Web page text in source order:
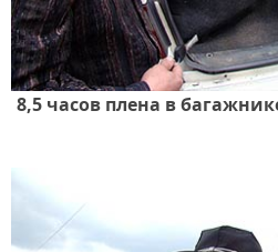
8,5 часов плена в